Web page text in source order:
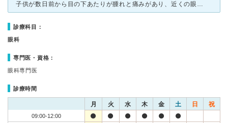
子供が数日前から目の下あたりが腫れと痛みがあり、近くの眼科ということもあり受診させていただきました。予約なしで飛び込みだったので、少し待ち時間はありましたが受付や看護師さんが時々声をかけてくれたりと配
診療科目：
眼科
専門医・資格：
眼科専門医
診療時間
月 火 水 木 金 土 日 祝
09:00-12:00